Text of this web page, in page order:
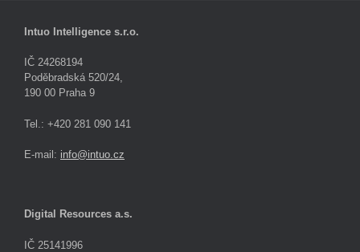
Intuo Intelligence s.r.o.
IČ 24268194
Poděbradská 520/24,
190 00 Praha 9
Tel.: +420 281 090 141
E-mail: info@intuo.cz
Digital Resources a.s.
IČ 25141996